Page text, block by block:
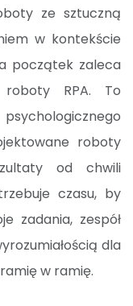
ze sztuczną
w kontekście
początek zaleca
RPA. To
roboty
od chwili
czasu, by
zadania, zespół
dla
w ramię.